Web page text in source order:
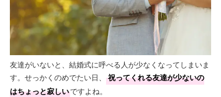
友達がいないと、結婚式に呼べる人が少なくなってしまいま
す。せっかくのめでたい日、
祝ってくれる友達が少ないの
はちょっと寂しいですよね。